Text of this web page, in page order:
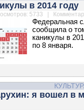
в 2014 году
5733 |
Федеральная
сообщила о
каникулы в
по 8 января.
я вошел в